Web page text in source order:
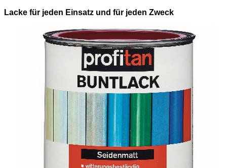
Lacke für jeden Einsatz und für jeden Zweck